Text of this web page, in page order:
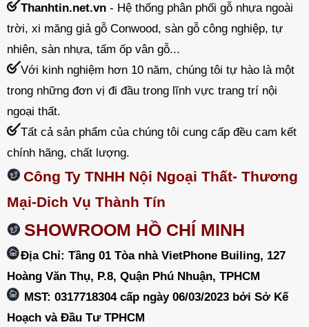
Thanhtin.net.vn - Hệ thống phân phối gỗ nhựa ngoài
trời, xi măng giả gỗ Conwood, sàn gỗ công nghiệp, tự
nhiên, sàn nhựa, tấm ốp vân gỗ...
Với kinh nghiệm hơn 10 năm, chúng tôi tự hào là một
trong những đơn vị đi đầu trong lĩnh vực trang trí nội
ngoại thất.
Tất cả sản phẩm của chúng tôi cung cấp đều cam kết
chính hãng, chất lượng.
Công Ty TNHH Nội Ngoại Thất- Thương
Mại-Dich Vụ Thành Tín
SHOWROOM HỒ CHÍ MINH
Địa Chỉ: Tầng 01 Tòa nhà VietPhone Builing, 127
Hoàng Văn Thụ, P.8, Quận Phú Nhuận, TPHCM
MST: 0317718304 cấp ngày 06/03/2023 bởi Sở Kế
Hoạch và Đầu Tư TPHCM